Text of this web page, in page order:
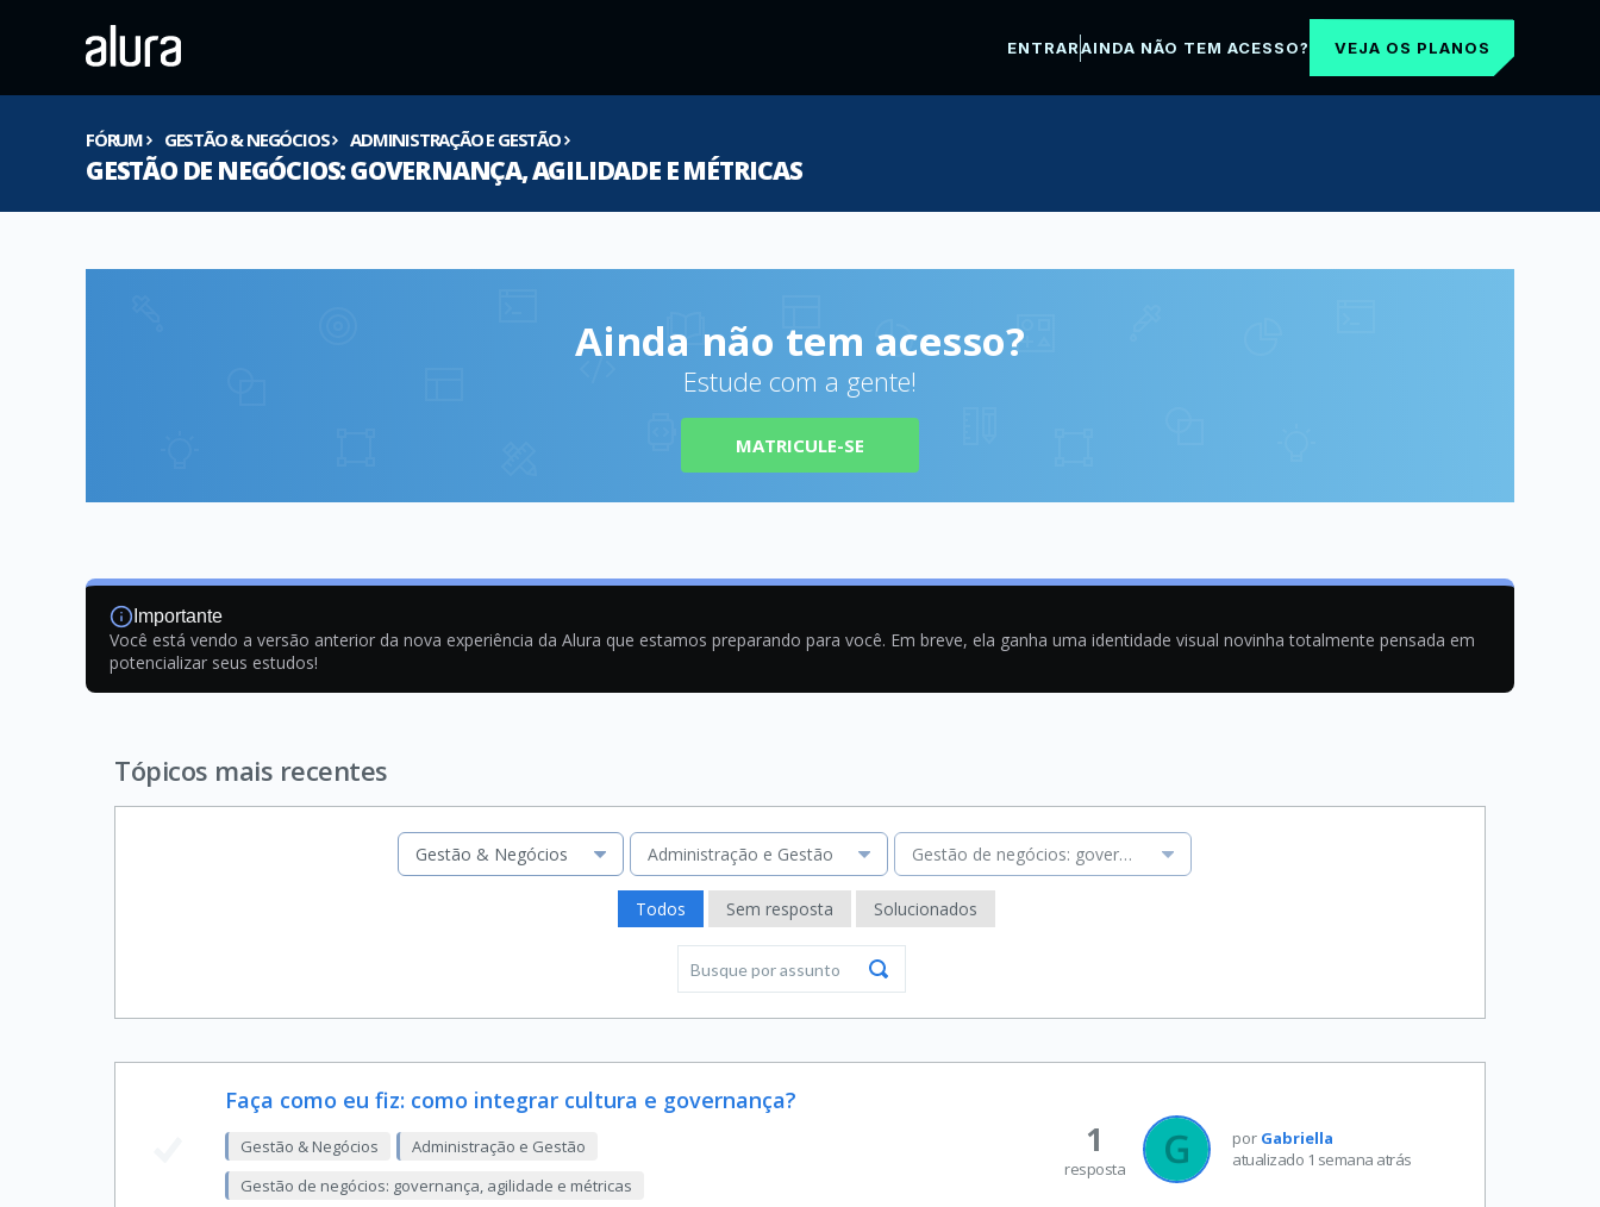
ENTRARAINDA NÃO TEM ACESSO? VEJA OS PLANOS
FÓRUM GESTÃO & NEGÓCIOS ADMINISTRAÇÃO E GESTÃO
GESTÃO DE NEGÓCIOS: GOVERNANÇA, AGILIDADE E MÉTRICAS
Ainda não tem acesso?
Estude com a gente!
MATRICULE-SE
Importante
Você está vendo a versão anterior da nova experiência da Alura que estamos preparando para você. Em breve, ela ganha uma identidade visual novinha totalmente pensada em
potencializar seus estudos!
Tópicos mais recentes
Gestão & Negócios Administração e Gestão Gestão de negócios: governança, agilidade e métricas
Todos Sem resposta Solucionados
Faça como eu fiz: como integrar cultura e governança?
Gestão & Negócios
Administração e Gestão
Gestão de negócios: governança, agilidade e métricas
por Gabriella
atualizado 1 semana atrás
1
resposta